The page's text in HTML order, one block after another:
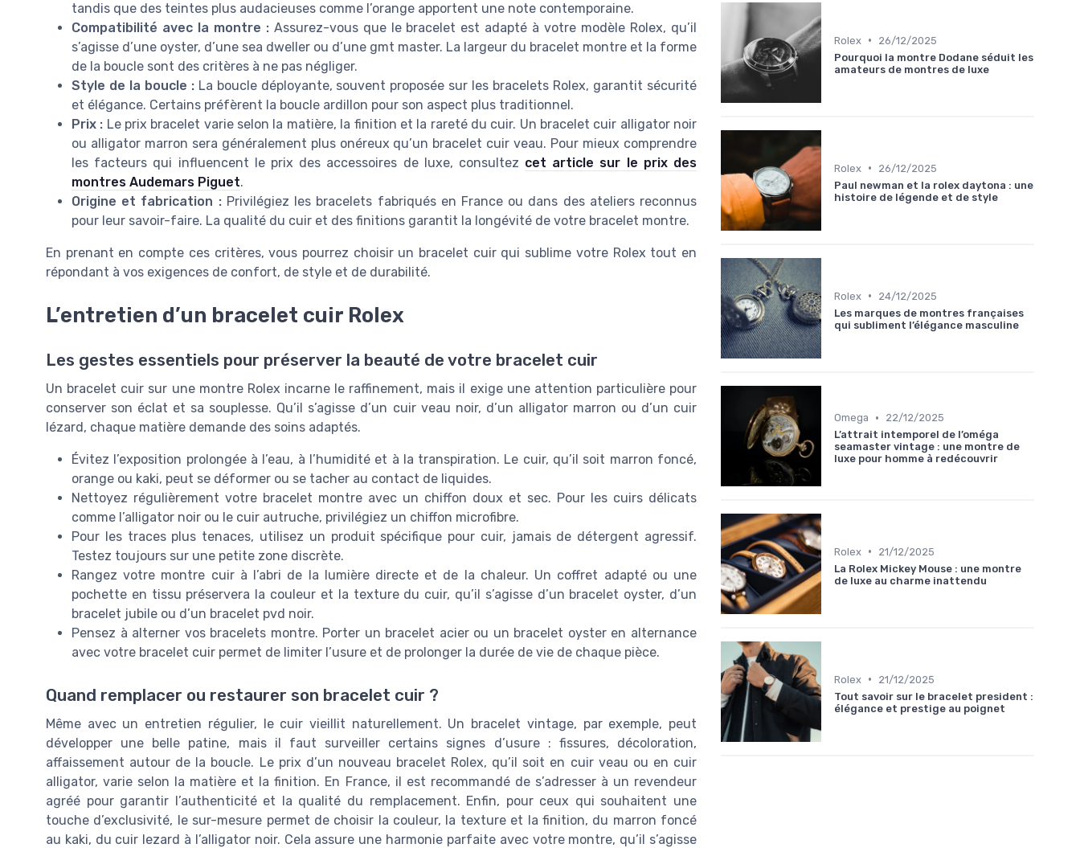
tandis que des teintes plus audacieuses comme l’orange apportent une note contemporaine.
Compatibilité avec la montre :Assurez-vous que le bracelet est adapté à votre modèle Rolex, qu’il
s’agisse d’une oyster, d’une sea dweller ou d’une gmt master. La largeur du bracelet montre et la forme
de la boucle sont des critères à ne pas négliger.
Style de la boucle :La boucle déployante, souvent proposée sur les bracelets Rolex, garantit sécurité
et élégance. Certains préfèrent la boucle ardillon pour son aspect plus traditionnel.
Prix : Le prix bracelet varie selon la matière, la finition et la rareté du cuir. Un bracelet cuir alligator noir
ou alligator marron sera généralement plus onéreux qu’un bracelet cuir veau. Pour mieux comprendre
les facteurs qui influencent le prix des accessoires de luxe, consultez cet article sur le prix des
montres Audemars Piguet.
Origine et fabrication :Privilégiez les bracelets fabriqués en France ou dans des ateliers reconnus
pour leur savoir-faire. La qualité du cuir et des finitions garantit la longévité de votre bracelet montre.
En prenant en compte ces critères, vous pourrez choisir un bracelet cuir qui sublime votre Rolex tout en
répondant à vos exigences de confort, de style et de durabilité.
L’entretien d’un bracelet cuir Rolex
Les gestes essentiels pour préserver la beauté de votre bracelet cuir
Un bracelet cuir sur une montre Rolex incarne le raffinement, mais il exige une attention particulière pour
conserver son éclat et sa souplesse. Qu’il s’agisse d’un cuir veau noir, d’un alligator marron ou d’un cuir
lézard, chaque matière demande des soins adaptés.
Évitez l’exposition prolongée à l’eau, à l’humidité et à la transpiration. Le cuir, qu’il soit marron foncé,
orange ou kaki, peut se déformer ou se tacher au contact de liquides.
Nettoyez régulièrement votre bracelet montre avec un chiffon doux et sec. Pour les cuirs délicats
comme l’alligator noir ou le cuir autruche, privilégiez un chiffon microfibre.
Pour les traces plus tenaces, utilisez un produit spécifique pour cuir, jamais de détergent agressif.
Testez toujours sur une petite zone discrète.
Rangez votre montre cuir à l’abri de la lumière directe et de la chaleur. Un coffret adapté ou une
pochette en tissu préservera la couleur et la texture du cuir, qu’il s’agisse d’un bracelet oyster, d’un
bracelet jubile ou d’un bracelet pvd noir.
Pensez à alterner vos bracelets montre. Porter un bracelet acier ou un bracelet oyster en alternance
avec votre bracelet cuir permet de limiter l’usure et de prolonger la durée de vie de chaque pièce.
Quand remplacer ou restaurer son bracelet cuir ?
Même avec un entretien régulier, le cuir vieillit naturellement. Un bracelet vintage, par exemple, peut
développer une belle patine, mais il faut surveiller certains signes d’usure : fissures, décoloration,
affaissement autour de la boucle. Le prix d’un nouveau bracelet Rolex, qu’il soit en cuir veau ou en cuir
alligator, varie selon la matière et la finition. En France, il est recommandé de s’adresser à un revendeur
agréé pour garantir l’authenticité et la qualité du remplacement. Enfin, pour ceux qui souhaitent une
touche d’exclusivité, le sur-mesure permet de choisir la couleur, la texture et la finition, du marron foncé
au kaki, du cuir lezard à l’alligator noir. Cela assure une harmonie parfaite avec votre montre, qu’il s’agisse
Rolex •
26/12/2025
Pourquoi la montre Dodane séduit les
amateurs de montres de luxe
Rolex •
26/12/2025
Paul newman et la rolex daytona : une
histoire de légende et de style
Rolex •
24/12/2025
Les marques de montres françaises
qui subliment l’élégance masculine
Omega •
22/12/2025
L’attrait intemporel de l’oméga
seamaster vintage : une montre de
luxe pour homme à redécouvrir
Rolex •
21/12/2025
La Rolex Mickey Mouse : une montre
de luxe au charme inattendu
Rolex •
21/12/2025
Tout savoir sur le bracelet president :
élégance et prestige au poignet